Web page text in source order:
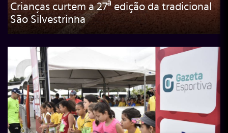
Crianças curtem a 27ª edição da tradicional
São Silvestrinha